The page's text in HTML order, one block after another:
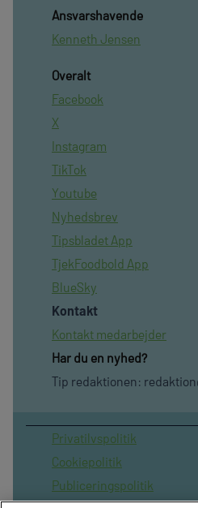
Ansvarshavende
Kenneth Jensen
Overalt
Facebook
X
Instagram
TikTok
Youtube
Nyhedsbrev
Tipsbladet App
TjekFoodbold App
BlueSky
Kontakt
Kontakt medarbejder
Har du en nyhed?
Tip redaktionen:
Privatilvspolitik
Cookiepolitik
Publiceringspolitik